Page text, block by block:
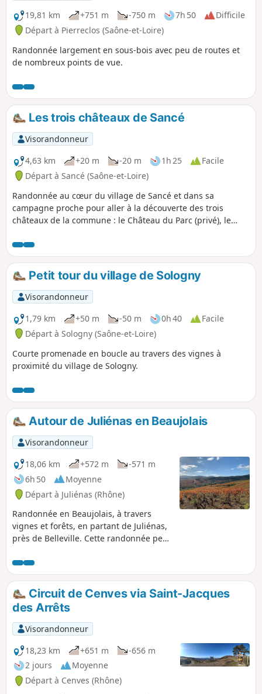
19,81 km
+751 m -750 m 7h 50
Difficile
Départ à Pierreclos (Saône-et-Loire)
Randonnée largement en sous-bois avec peu de routes et
de nombreux points de vue.
Les trois châteaux de Sancé
Visorandonneur
4,63 km
+20 m -20 m 1h 25
Facile
Départ à Sancé (Saône-et-Loire)
Randonnée au cœur du village de Sancé et dans sa
campagne proche pour aller à la découverte des trois
châteaux de la commune : le Château du Parc (privé), le
(propriété communale).
Petit tour du village de Sologny
Visorandonneur
1,79 km
+50 m -50 m 0h 40
Facile
Départ à Sologny (Saône-et-Loire)
Courte promenade en boucle au travers des vignes à
proximité du village de Sologny.
Autour de Juliénas en Beaujolais
Visorandonneur
18,06 km
+572 m
-571 m
6h 50
Moyenne
Départ à Juliénas (Rhône)
Randonnée en Beaujolais, à travers
vignes et forêts, en partant de Juliénas,
près de Belleville. Cette randonnée peut
descriptif).
Circuit de Cenves via Saint-Jacques
des Arrêts
Visorandonneur
18,23 km
+651 m
-656 m
2 jours
Moyenne
Départ à Cenves (Rhône)